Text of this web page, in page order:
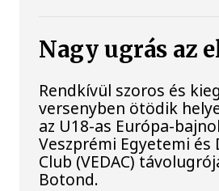
Nagy ugrás az
Rendkívül szoros és
versenyben ötödik
az U18-as Európa-
Veszprémi Egyetemi és
Club (VEDAC)
Botond.